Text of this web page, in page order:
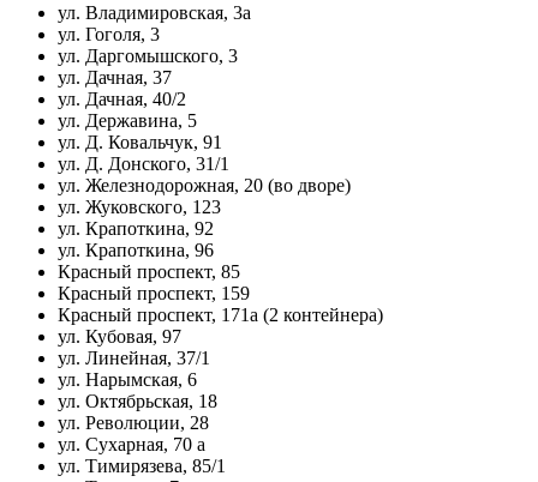
ул. Владимировская, 3а
ул. Гоголя, 3
ул. Даргомышского, 3
ул. Дачная, 37
ул. Дачная, 40/2
ул. Державина, 5
ул. Д. Ковальчук, 91
ул. Д. Донского, 31/1
ул. Железнодорожная, 20 (во дворе)
ул. Жуковского, 123
ул. Крапоткина, 92
ул. Крапоткина, 96
Красный проспект, 85
Красный проспект, 159
Красный проспект, 171а (2 контейнера)
ул. Кубовая, 97
ул. Линейная, 37/1
ул. Нарымская, 6
ул. Октябрьская, 18
ул. Революции, 28
ул. Сухарная, 70 а
ул. Тимирязева, 85/1